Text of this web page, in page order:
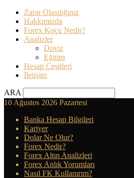
Zarar Olasılığınız
Hakkımızda
Forex Koçu Nedir?
Analizler
Doviz
Eğitim
Hesap Çeşitleri
İletişim
ARA
10 Ağustos 2026 Pazartesi
Banka Hesap Bilgileri
Kariyer
Dolar Ne Olur?
Forex Nedir?
Forex Altın Analizleri
Forex Anlık Yorumları
Nasıl FK Kullanırım?